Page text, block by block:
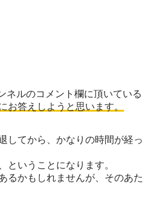
ネルのコメント欄に頂いている
お答えしようと思います。
してから、かなりの時間が経っ
ということになります。
るかもしれませんが、そのあた